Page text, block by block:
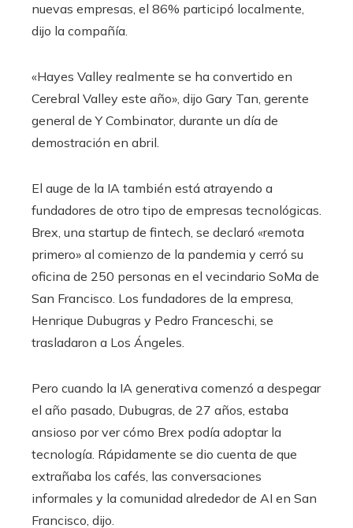
nuevas empresas, el 86% participó localmente,
dijo la compañía.
«Hayes Valley realmente se ha convertido en
Cerebral Valley este año», dijo Gary Tan, gerente
general de Y Combinator, durante un día de
demostración en abril.
El auge de la IA también está atrayendo a
fundadores de otro tipo de empresas tecnológicas.
Brex, una startup de fintech, se declaró «remota
primero» al comienzo de la pandemia y cerró su
oficina de 250 personas en el vecindario SoMa de
San Francisco. Los fundadores de la empresa,
Henrique Dubugras y Pedro Franceschi, se
trasladaron a Los Ángeles.
Pero cuando la IA generativa comenzó a despegar
el año pasado, Dubugras, de 27 años, estaba
ansioso por ver cómo Brex podía adoptar la
tecnología. Rápidamente se dio cuenta de que
extrañaba los cafés, las conversaciones
informales y la comunidad alrededor de AI en San
Francisco, dijo.